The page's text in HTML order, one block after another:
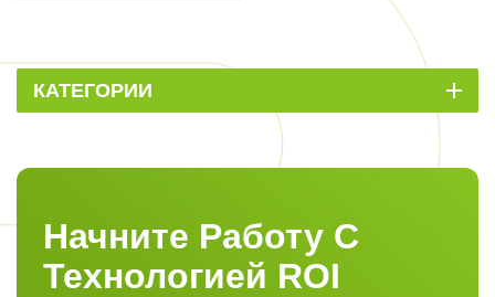
КАТЕГОРИИ
Начните Работу С
Технологией ROI